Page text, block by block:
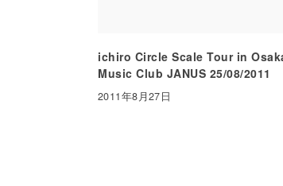
ichiro Circle Scale Tour in
Music Club JANUS 25/08/2011
2011年8月27日